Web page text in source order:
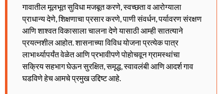
गावातील मूलभूत सुविधा मजबूत करणे, स्वच्छता व आरोग्याला
प्राधान्य देणे, शिक्षणाचा प्रसार करणे, पाणी संवर्धन, पर्यावरण संरक्षण
आणि शाश्वत विकासाला चालना देणे यासाठी आम्ही सातत्याने
प्रयत्नशील आहोत. शासनाच्या विविध योजना प्रत्येक पात्र
लाभार्थ्यापर्यंत वेळेत आणि प्रभावीपणे पोहोचवून ग्रामस्थांचा
सक्रिय सहभाग घेऊन सुरक्षित, समृद्ध, स्वावलंबी आणि आदर्श गाव
घडविणे हेच आमचे प्रमुख उद्दिष्ट आहे.